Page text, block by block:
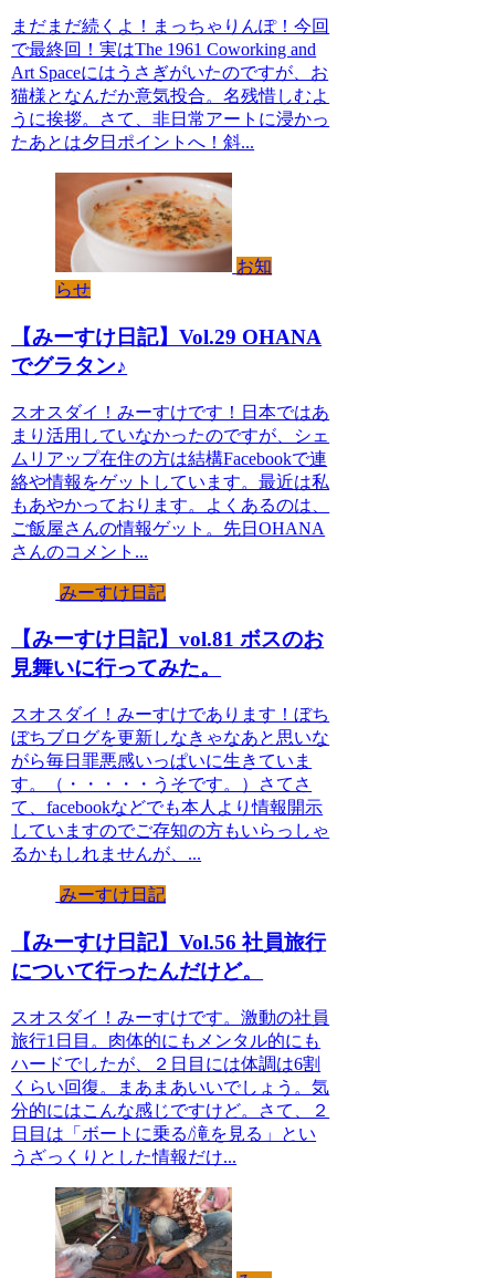
まだまだ続くよ！まっちゃりんぽ！今回
で最終回！実はThe 1961 Coworking and
Art Spaceにはうさぎがいたのですが、お
猫様となんだか意気投合。名残惜しむよ
うに挨拶。さて、非日常アートに浸かっ
たあとは夕日ポイントへ！斜...
お知
らせ
【みーすけ日記】Vol.29 OHANA
でグラタン♪
スオスダイ！みーすけです！日本ではあ
まり活用していなかったのですが、シェ
ムリアップ在住の方は結構Facebookで連
絡や情報をゲットしています。最近は私
もあやかっております。よくあるのは、
ご飯屋さんの情報ゲット。先日OHANA
さんのコメント...
みーすけ日記
【みーすけ日記】vol.81 ボスのお
見舞いに行ってみた。
スオスダイ！みーすけであります！ぼち
ぼちブログを更新しなきゃなあと思いな
がら毎日罪悪感いっぱいに生きていま
す。（・・・・・うそです。）さてさ
て、facebookなどでも本人より情報開示
していますのでご存知の方もいらっしゃ
るかもしれませんが、...
みーすけ日記
【みーすけ日記】Vol.56 社員旅行
について行ったんだけど。
スオスダイ！みーすけです。激動の社員
旅行1日目。肉体的にもメンタル的にも
ハードでしたが、２日目には体調は6割
くらい回復。まあまあいいでしょう。気
分的にはこんな感じですけど。さて、２
日目は「ボートに乗る/滝を見る」とい
うざっくりとした情報だけ...